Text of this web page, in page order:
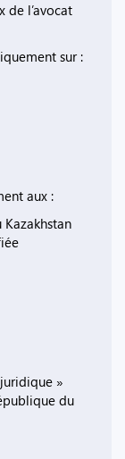
de l’avocat
sur :
aux :
»
du